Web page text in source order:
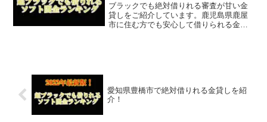
ブラックでも絶対借りれる審査が甘い金
貸しをご紹介しています。鹿児島県鹿屋
市に住む方でも安心して借りられる金貸
愛知県豊橋市で絶対借りれる金貸しを紹
介！